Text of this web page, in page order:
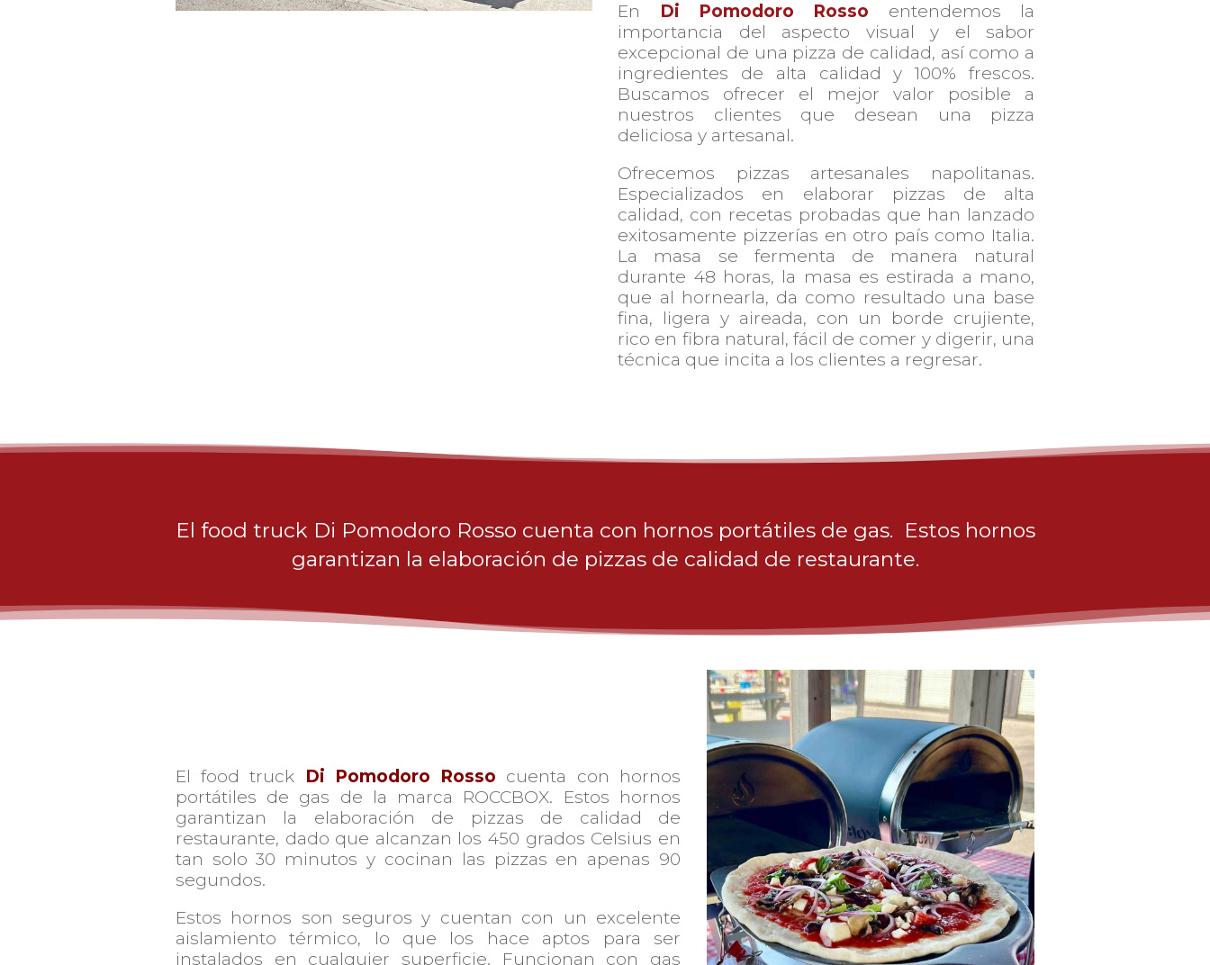
En
Di Pomodoro Rosso entendemos la
importancia del aspecto visual y el sabor
excepcional de una pizza de calidad, así como a
ingredientes de alta calidad y 100% frescos.
Buscamos ofrecer el mejor valor posible a
nuestros clientes que desean una pizza
deliciosa y artesanal.
Ofrecemos pizzas artesanales napolitanas.
Especializados en elaborar pizzas de alta
calidad, con recetas probadas que han lanzado
exitosamente pizzerías en otro país como Italia.
La masa se fermenta de manera natural
durante 48 horas, la masa es estirada a mano,
que al hornearla, da como resultado una base
fina, ligera y aireada, con un borde crujiente,
rico en fibra natural, fácil de comer y digerir, una
técnica que incita a los clientes a regresar.
El food truck Di Pomodoro Rosso cuenta con hornos portátiles de gas. Estos hornos
garantizan la elaboración de pizzas de calidad de restaurante.
El food truck Di Pomodoro Rosso cuenta con hornos
portátiles de gas de la marca ROCCBOX. Estos hornos
garantizan la elaboración de pizzas de calidad de
restaurante, dado que alcanzan los 450 grados Celsius en
tan solo 30 minutos y cocinan las pizzas en apenas 90
segundos.
Estos hornos son seguros y cuentan con un excelente
aislamiento térmico, lo que los hace aptos para ser
instalados en cualquier superficie. Funcionan con gas